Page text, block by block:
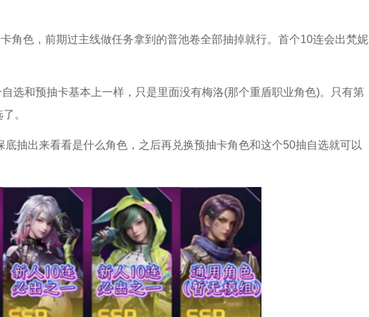
角色，前期过主线做任务拿到的普池卷全部抽掉就行。首个10连会出梵妮
选和预抽卡基本上一样，只是里面没有梅洛(那个重盾职业角色)。只有第
。
抽出来看看是什么角色，之后再兑换预抽卡角色和这个50抽自选就可以